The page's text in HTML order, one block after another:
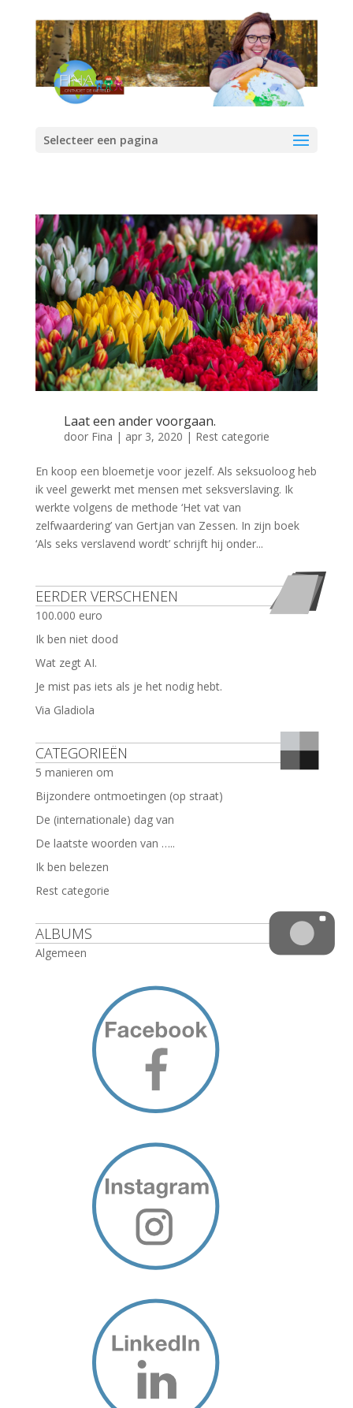
Selecteer een pagina
Laat een ander voorgaan.
door Fina | apr 3, 2020 | Rest categorie
En koop een bloemetje voor jezelf. Als seksuoloog heb
ik veel gewerkt met mensen met seksverslaving. Ik
werkte volgens de methode ‘Het vat van
zelfwaardering’ van Gertjan van Zessen. In zijn boek
‘Als seks verslavend wordt’ schrijft hij onder...
EERDER VERSCHENEN
100.000 euro
Ik ben niet dood
Wat zegt AI.
Je mist pas iets als je het nodig hebt.
Via Gladiola
CATEGORIEËN
5 manieren om
Bijzondere ontmoetingen (op straat)
De (internationale) dag van
De laatste woorden van …..
Ik ben belezen
Rest categorie
ALBUMS
Algemeen